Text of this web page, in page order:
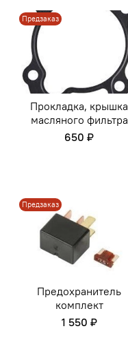
Предзаказ
Прокладка, крышка
масляного фильтра
650 ₽
Предзаказ
Предохранитель
комплект
1 550 ₽